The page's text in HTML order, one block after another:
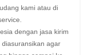
kami atau di
dengan jasa kirim
agar